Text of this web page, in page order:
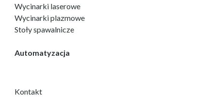
Wycinarki laserowe
Wycinarki plazmowe
Stoły spawalnicze
Automatyzacja
Kontakt